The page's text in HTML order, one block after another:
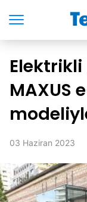
MAXUS
03 Haziran 2023